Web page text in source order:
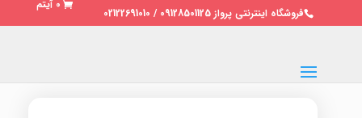
فروشگاه اینترنتی پرواز 09128501125 / 02122691010
0 آیتم